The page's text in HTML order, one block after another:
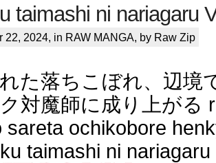
taimashi ni nariagaru
22, 2024, in RAW MANGA, by Raw Zip
た落ちこぼれ、辺境
対魔師に成り上がる
sareta ochikobore
taimashi ni nariagaru